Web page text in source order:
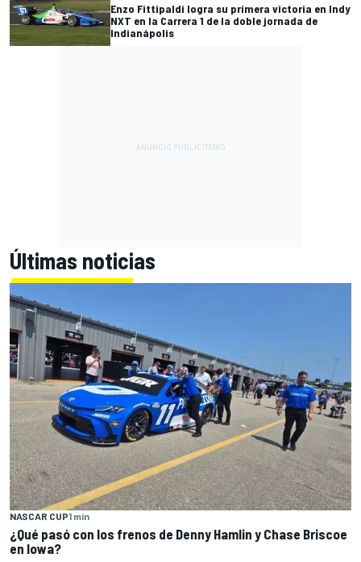
Enzo Fittipaldi logra su primera victoria en Indy
NXT en la Carrera 1 de la doble jornada de
Indianápolis
Últimas noticias
NASCAR CUP1 min
¿Qué pasó con los frenos de Denny Hamlin y Chase Briscoe
en Iowa?